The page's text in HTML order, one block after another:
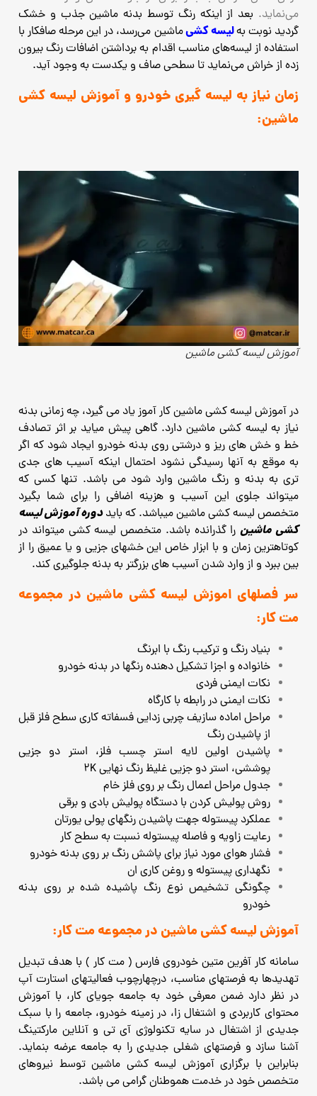
می‌نماید. بعد از اینکه رنگ توسط بدنه ماشین جذب و خشک
گردید نوبت بهلیسه کشیماشین می‌رسد، در این مرحله صافکار با
استفاده از لیسه‌های مناسب اقدام به برداشتن اضافات رنگ بیرون
زده از خراش می‌نماید تا سطحی صاف و یکدست به وجود آید.
زمان نیاز به لیسه گیری خودرو و آموزش لیسه کشی
ماشین:
آموزش لیسه کشی ماشین
در آموزش لیسه کشی ماشین کار آموز یاد می گیرد، چه زمانی بدنه
نیاز به لیسه کشی ماشین دارد.گاهی پیش میاید بر اثر تصادف
خط و خش های ریز و درشتی روی بدنه خودرو ایجاد شود که اگر
به موقع به آنها رسیدگی نشود احتمال اینکه آسیب های جدی
تری به بدنه و رنگ ماشین وارد شود می باشد. تنها کسی که
میتواند جلوی این آسیب و هزینه اضافی را برای شما بگیرد
متخصص لیسه کشی ماشین میباشد. که بایددوره آموزش لیسه
کشی ماشینرا گذرانده باشد. متخصص لیسه کشی میتواند در
کوتاهترین زمان و با ابزار خاص این خشهای جزیی و یا عمیق را از
بین ببرد و از وارد شدن آسیب های بزرگتر به بدنه جلوگیری کند.
سر فصلهای اموزش لیسه کشی ماشین در مجموعه
مت کار:
بنیاد رنگ و ترکیب رنگ با ابرنگ
خانواده و اجزا تشکیل دهنده رنگها در بدنه خودرو
نکات ایمنی فردی
نکات ایمنی در رابطه با کارگاه
مراحل اماده سازیف چربی زدایی فسفاته کاری سطح فلز قبل
از پاشیدن رنگ
پاشیدن اولین لایه استر چسب فلز، استر دو جزیی
پوششی، استر دو جزیی غلیظ رنگ نهایی 2K
جدول مراحل اعمال رنگ بر روی فلز خام
روش پولیش کردن با دستگاه پولیش بادی و برقی
عملکرد پیستوله جهت پاشیدن رنگهای پولی یورتان
رعایت زاویه و فاصله پیستوله نسبت به سطح کار
فشار هوای مورد نیاز برای پاشش رنگ بر روی بدنه خودرو
نگهداری پیستوله و روغن کاری ان
چگونگی تشخیص نوع رنگ پاشیده شده بر روی بدنه
خودرو
آموزش لیسه کشی ماشین در مجموعه مت کار:
سامانه کار آفرین متین خودروی فارس ( مت کار ) با هدف تبدیل
تهدیدها به فرصتهای مناسب، درچهارچوب فعالیتهای استارت آپ
در نظر دارد ضمن معرفی خود به جامعه جویای کار، با آموزش
محتوای کاربردی و اشتغال زا، در زمینه خودرو، جامعه را با سبک
جدیدی از اشتغال در سایه تکنولوژی آی تی و آنلاین مارکتینگ
آشنا سازد و فرصتهای شغلی جدیدی را به جامعه عرضه بنماید.
بنابراین با برگزاری آموزش لیسه کشی ماشین توسط نیروهای
متخصص خود در خدمت هموطنان گرامی می باشد.